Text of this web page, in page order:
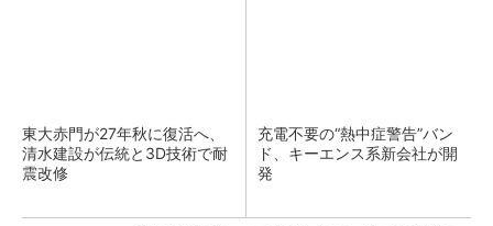
東大赤門が27年秋に復活へ、
清水建設が伝統と3D技術で耐
震改修
充電不要の“熱中症警告”バン
ド、キーエンス系新会社が開
発